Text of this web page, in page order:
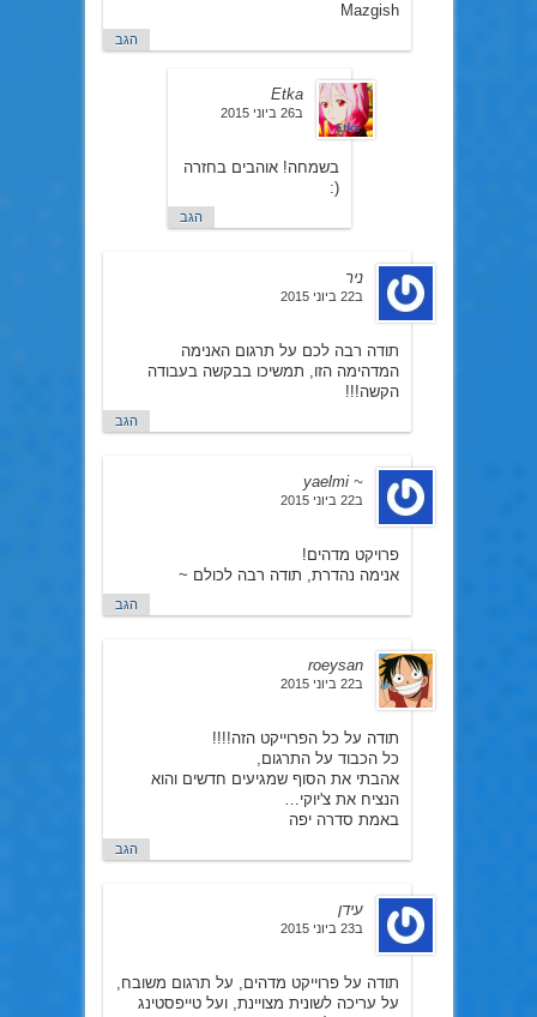
Mazgish
הגב
Etka
ב26 ביוני 2015
בשמחה! אוהבים בחזרה
(:
הגב
ניר
ב22 ביוני 2015
תודה רבה לכם על תרגום האנימה
המדהימה הזו, תמשיכו בבקשה בעבודה
הקשה!!!
הגב
~ yaelmi
ב22 ביוני 2015
פרויקט מדהים!
אנימה נהדרת, תודה רבה לכולם ~
הגב
roeysan
ב22 ביוני 2015
תודה על כל הפרוייקט הזה!!!!
כל הכבוד על התרגום,
אהבתי את הסוף שמגיעים חדשים והוא
הנציח את צ'יוקי…
באמת סדרה יפה
הגב
עידן
ב23 ביוני 2015
תודה על פרוייקט מדהים, על תרגום משובח,
על עריכה לשונית מצויינת, ועל טייפסטינג